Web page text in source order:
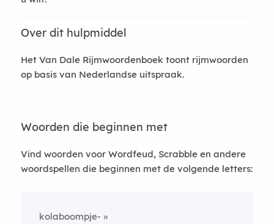
Over dit hulpmiddel
Het Van Dale Rijmwoordenboek toont rijmwoorden
op basis van Nederlandse uitspraak.
Woorden die beginnen met
Vind woorden voor Wordfeud, Scrabble en andere
woordspellen die beginnen met de volgende letters:
kolaboompje-